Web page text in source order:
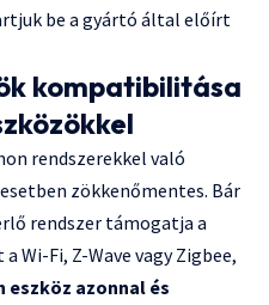
be a gyártó által előírt
kompatibilitása
rendszerekkel való
zökkenőmentes. Bár
rendszer támogatja a
Fi, Z-Wave vagy Zigbee,
azonnal és